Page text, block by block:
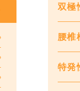
双極
腰椎
特発